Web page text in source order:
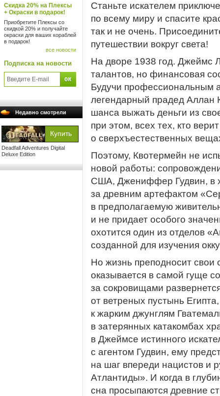
Скидка 20% на Плексы
+ Окраски в подарок!
Приобретите Плексы со
скидкой 20% и получайте
окраски для ваших кораблей
в подарок!
все новости
Подписка на новости
Недавно смотрели
Deadfall Adventures Digital
Deluxe Edition
Станьте искателем
по всему миру и спасите
так и не очень.
путешествии вокруг света!
На дворе 1938 год. Джеймс
талантов, но финансовая
Будучи профессиональным
легендарный прадед Аллан
шанса выжать деньги из
при этом, всех тех, кто
о сверхъестественных
Поэтому, Квотермейн не
новой работы:
США, Джениффер Гудвин, в
за древним артефактом
в предполагаемую
и не придает особого
охотится один из отделов
созданной для изучения
Но жизнь преподносит
оказывается в самой гуще
за сокровищами
от ветреных пустынь
к жарким джунглям
в затерянных катакомбах
в Джеймсе истинного
с агентом Гудвин, ему
на шаг впереди нацистов и
Атлантиды». И когда в
сна просыпаются древние